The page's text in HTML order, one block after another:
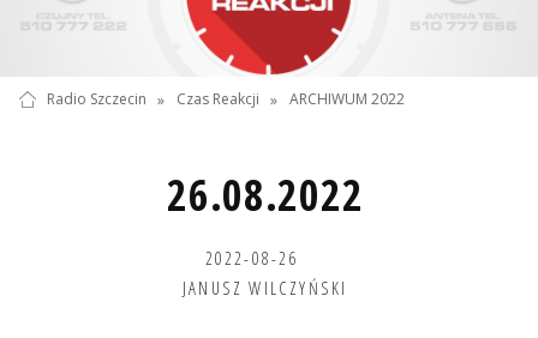
Radio Szczecin » Czas Reakcji » ARCHIWUM 2022
26.08.2022
2022-08-26
JANUSZ WILCZYŃSKI